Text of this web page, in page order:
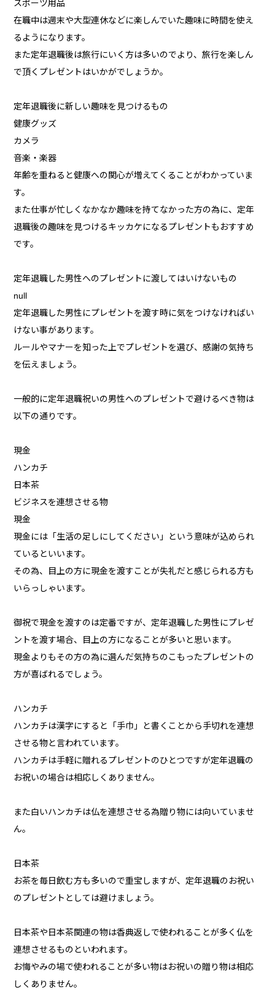
スポーツ用品
在職中は週末や大型連休などに楽しんでいた趣味に時間を使え
るようになります。
また定年退職後は旅行にいく方は多いのでより、旅行を楽しん
で頂くプレゼントはいかがでしょうか。
定年退職後に新しい趣味を見つけるもの
健康グッズ
カメラ
音楽・楽器
年齢を重ねると健康への関心が増えてくることがわかっていま
す。
また仕事が忙しくなかなか趣味を持てなかった方の為に、定年
退職後の趣味を見つけるキッカケになるプレゼントもおすすめ
です。
定年退職した男性へのプレゼントに渡してはいけないもの
null
定年退職した男性にプレゼントを渡す時に気をつけなければい
けない事があります。
ルールやマナーを知った上でプレゼントを選び、感謝の気持ち
を伝えましょう。
一般的に定年退職祝いの男性へのプレゼントで避けるべき物は
以下の通りです。
現金
ハンカチ
日本茶
ビジネスを連想させる物
現金
現金には「生活の足しにしてください」という意味が込められ
ているといいます。
その為、目上の方に現金を渡すことが失礼だと感じられる方も
いらっしゃいます。
御祝で現金を渡すのは定番ですが、定年退職した男性にプレゼ
ントを渡す場合、目上の方になることが多いと思います。
現金よりもその方の為に選んだ気持ちのこもったプレゼントの
方が喜ばれるでしょう。
ハンカチ
ハンカチは漢字にすると「手巾」と書くことから手切れを連想
させる物と言われています。
ハンカチは手軽に贈れるプレゼントのひとつですが定年退職の
お祝いの場合は相応しくありません。
また白いハンカチは仏を連想させる為贈り物には向いていませ
ん。
日本茶
お茶を毎日飲む方も多いので重宝しますが、定年退職のお祝い
のプレゼントとしては避けましょう。
日本茶や日本茶関連の物は香典返しで使われることが多く仏を
連想させるものといわれます。
お悔やみの場で使われることが多い物はお祝いの贈り物は相応
しくありません。